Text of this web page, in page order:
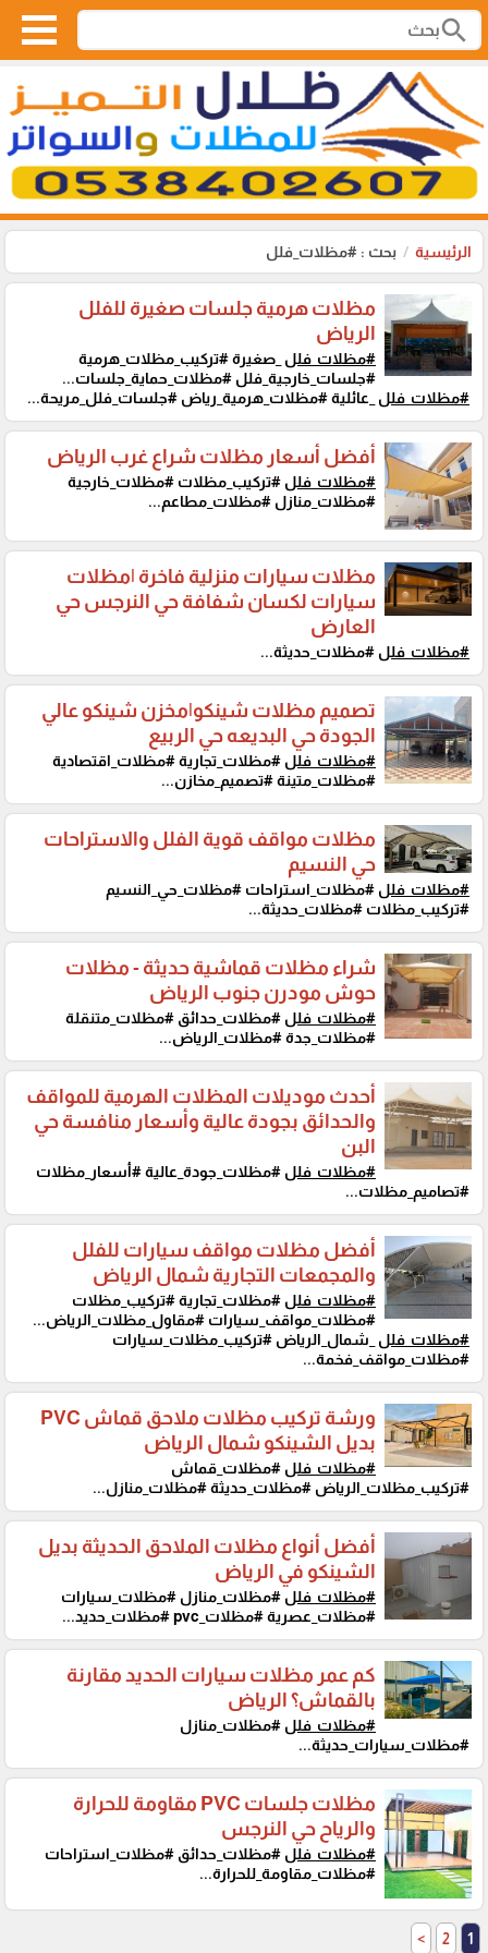
search
الرئيسية بحث : #مظلات_فلل
مظلات هرمية جلسات صغيرة للفلل
الرياض
#مظلات_فلل _صغيرة #تركيب_مظلات_هرمية
#جلسات_خارجية_فلل #مظلات_حماية_جلسات...
#مظلات_فلل _عائلية #مظلات_هرمية_رياض #جلسات_فلل_مريحة...
أفضل أسعار مظلات شراع غرب الرياض
#مظلات_فلل #تركيب_مظلات #مظلات_خارجية
#مظلات_منازل #مظلات_مطاعم...
مظلات سيارات منزلية فاخرة |مظلات
سيارات لكسان شفافة حي النرجس حي
العارض
#مظلات_فلل #مظلات_حديثة...
تصميم مظلات شينكو|مخزن شينكو عالي
الجودة حي البديعه حي الربيع
#مظلات_فلل #مظلات_تجارية #مظلات_اقتصادية
#مظلات_متينة #تصميم_مخازن...
مظلات مواقف قوية الفلل والاستراحات
حي النسيم
#مظلات_فلل #مظلات_استراحات #مظلات_حي_النسيم
#تركيب_مظلات #مظلات_حديثة...
شراء مظلات قماشية حديثة - مظلات
حوش مودرن جنوب الرياض
#مظلات_فلل #مظلات_حدائق #مظلات_متنقلة
#مظلات_جدة #مظلات_الرياض...
أحدث موديلات المظلات الهرمية للمواقف
والحدائق بجودة عالية وأسعار منافسة حي
البن
#مظلات_فلل #مظلات_جودة_عالية #أسعار_مظلات
#تصاميم_مظلات...
أفضل مظلات مواقف سيارات للفلل
والمجمعات التجارية شمال الرياض
#مظلات_فلل #مظلات_تجارية #تركيب_مظلات
#مظلات_مواقف_سيارات #مقاول_مظلات_الرياض...
#مظلات_فلل _شمال_الرياض #تركيب_مظلات_سيارات
#مظلات_مواقف_فخمة...
ورشة تركيب مظلات ملاحق قماش PVC
بديل الشينكو شمال الرياض
#مظلات_فلل #مظلات_قماش
#تركيب_مظلات_الرياض #مظلات_حديثة #مظلات_منازل...
أفضل أنواع مظلات الملاحق الحديثة بديل
الشينكو في الرياض
#مظلات_فلل #مظلات_منازل #مظلات_سيارات
#مظلات_عصرية #مظلات_pvc #مظلات_حديد...
كم عمر مظلات سيارات الحديد مقارنة
بالقماش؟ الرياض
#مظلات_فلل #مظلات_منازل
#مظلات_سيارات_حديثة...
مظلات جلسات PVC مقاومة للحرارة
والرياح حي النرجس
#مظلات_فلل #مظلات_حدائق #مظلات_استراحات
#مظلات_مقاومة_للحرارة...
1
2
>